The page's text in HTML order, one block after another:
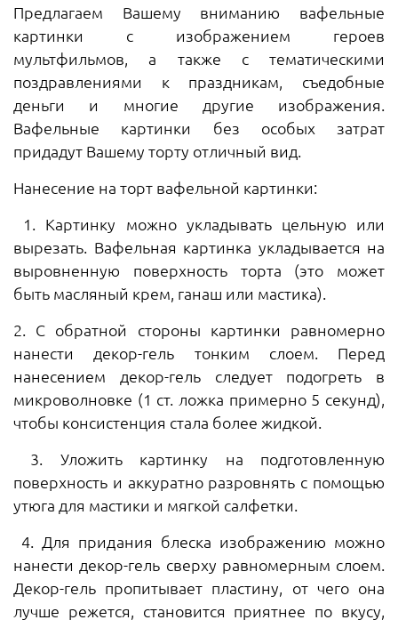
Предлагаем Вашему вниманию вафельные
картинки с изображением героев
мультфильмов, а также с тематическими
поздравлениями к праздникам, съедобные
деньги и многие другие изображения.
Вафельные картинки без особых затрат
придадут Вашему торту отличный вид.
Нанесение на торт вафельной картинки:
1. Картинку можно укладывать цельную или
вырезать. Вафельная картинка укладывается на
выровненную поверхность торта (это может
быть масляный крем, ганаш или мастика).
2. С обратной стороны картинки равномерно
нанести декор-гель тонким слоем. Перед
нанесением декор-гель следует подогреть в
микроволновке (1 ст. ложка примерно 5 секунд),
чтобы консистенция стала более жидкой.
3. Уложить картинку на подготовленную
поверхность и аккуратно разровнять с помощью
утюга для мастики и мягкой салфетки.
4. Для придания блеска изображению можно
нанести декор-гель сверху равномерным слоем.
Декор-гель пропитывает пластину, от чего она
лучше режется, становится приятнее по вкусу,